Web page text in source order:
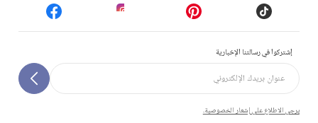
إشتركوا في رسالتنا الإخبارية
يرجى الاطلاع على إشعار الخصوصية.